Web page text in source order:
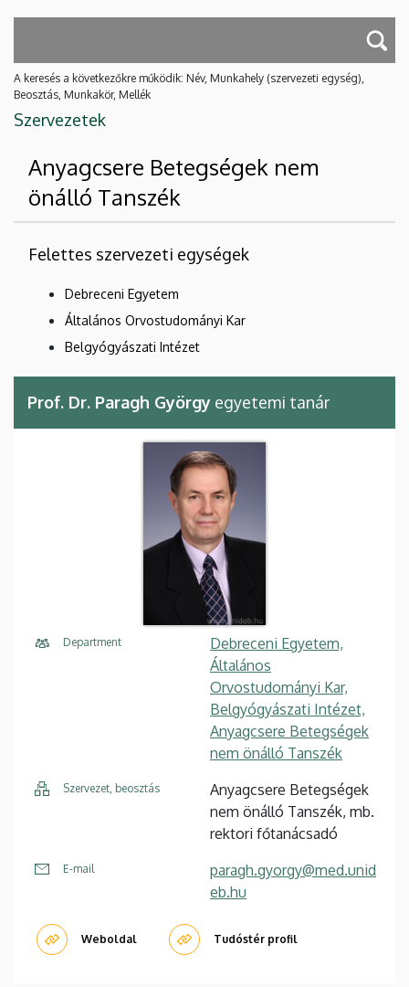
A keresés a következőkre működik: Név, Munkahely (szervezeti egység),
Beosztás, Munkakör, Mellék
Szervezetek
Anyagcsere Betegségek nem
önálló Tanszék
Felettes szervezeti egységek
Debreceni Egyetem
Általános Orvostudományi Kar
Belgyógyászati Intézet
Prof. Dr. Paragh György egyetemi tanár
Department
Debreceni Egyetem,
Általános
Orvostudományi Kar,
Belgyógyászati Intézet,
Anyagcsere Betegségek
nem önálló Tanszék
Szervezet, beosztás
Anyagcsere Betegségek
nem önálló Tanszék, mb.
rektori főtanácsadó
E-mail
paragh.gyorgy@med.unid
eb.hu
Weboldal Tudóstér profil